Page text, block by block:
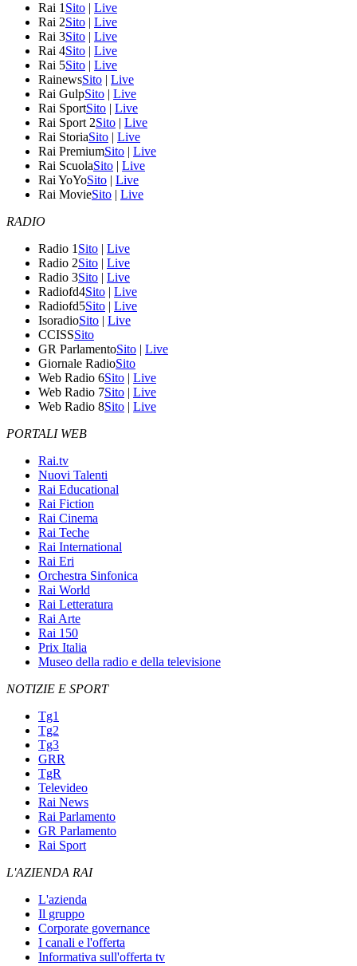
Rai 1 Sito | Live
Rai 2Sito | Live
Rai 3Sito | Live
Rai 4Sito | Live
Rai 5Sito | Live
RainewsSito | Live
Rai GulpSito | Live
Rai SportSito | Live
Rai Sport 2Sito | Live
Rai StoriaSito | Live
Rai PremiumSito | Live
Rai ScuolaSito | Live
Rai YoYoSito | Live
Rai MovieSito | Live
RADIO
Radio 1 Sito | Live
Radio 2Sito | Live
Radio 3Sito | Live
Radiofd4Sito | Live
Radiofd5Sito | Live
IsoradioSito | Live
CCISSSito
GR ParlamentoSito | Live
Giornale RadioSito
Web Radio 6Sito | Live
Web Radio 7Sito | Live
Web Radio 8Sito | Live
PORTALI WEB
Rai.tv
Nuovi Talenti
Rai Educational
Rai Fiction
Rai Cinema
Rai Teche
Rai International
Rai Eri
Orchestra Sinfonica
Rai World
Rai Letteratura
Rai Arte
Rai 150
Prix Italia
Museo della radio e della televisione
NOTIZIE E SPORT
Tg1
Tg2
Tg3
GRR
TgR
Televideo
Rai News
Rai Parlamento
GR Parlamento
Rai Sport
L'AZIENDA RAI
L'azienda
Il gruppo
Corporate governance
I canali e l'offerta
Informativa sull'offerta tv